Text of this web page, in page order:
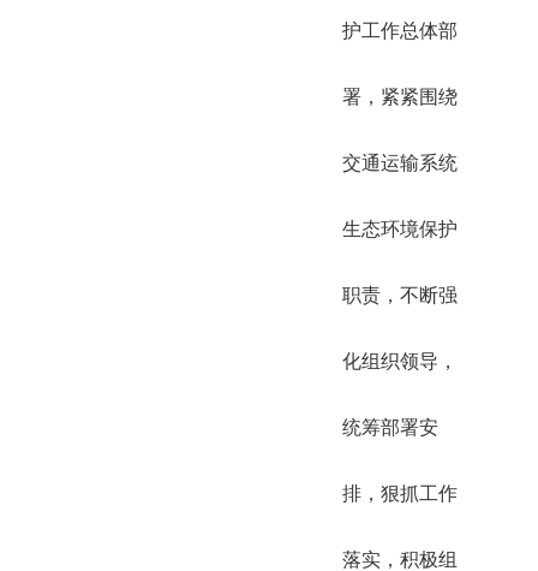
护工作总体部
署，紧紧围绕
交通运输系统
生态环境保护
职责，不断强
化组织领导，
统筹部署安
排，狠抓工作
落实，积极组